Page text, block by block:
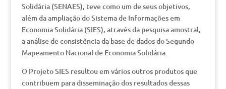
Solidária (SENAES), teve como um de seus objetivos,
além da ampliação do Sistema de Informações em
Economia Solidária (SIES), através da pesquisa amostral,
a análise de consistência da base de dados do Segundo
Mapeamento Nacional de Economia Solidária.
O Projeto SIES resultou em vários outros produtos que
contribuem para disseminação dos resultados dessas